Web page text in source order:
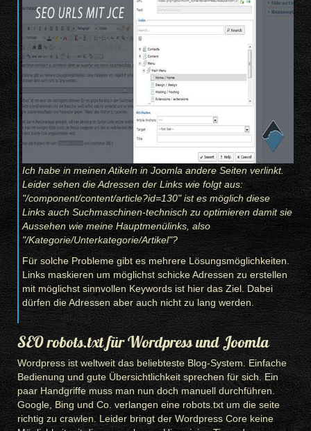
Ich habe in meinen Atikeln in Joomla andere Seiten verlinkt.
Leider sehen die Adressen der Links wie folgt aus:
"/component/content/article?id=130" ist es möglich diese
Links auch Suchmaschinen-technisch zu optimieren damit sie
Aussehen wie meine Hauptmenülinks, also
"/Kategorie/Unterkategorie/Artikel"?
Für solche Probleme gibt es mehrere Lösungsmöglichkeiten.
Links maskieren um möglichst schicke Adressen zu erstellen
mit möglichst sinnvollen Keywords ist hier das Ziel. Dabei
dürfen die Adressen aber auch nicht zu lang werden.
SEO robots.txt für Wordpress und Joomla
Wordpress ist weltweit das beliebteste Blog-System. Einfache
Bedienung und gute Übersichtlichkeit sprechen für sich. Ein
paar Handgriffe muss man nun doch manuell durchführen.
Google, Bing und Co. verlangen eine robots.txt um die seite
richtig zu crawlen. Leider bringt der Wordpress Core keine